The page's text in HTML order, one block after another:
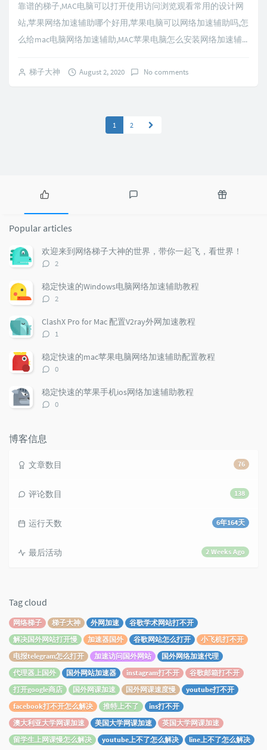
靠谱的梯子,MAC电脑可以打开使用访问浏览观看常用的设计网
站,苹果网络加速辅助哪个好用,苹果电脑可以网络加速辅助吗,怎
么给mac电脑网络加速辅助,MAC苹果电脑怎么安装网络加速辅...
梯子大神 August 2, 2020 No comments
1 2
P
p
u
l
a
r
a
r
t
i
l
e
e
s
c
o
m
t
d
o
Popular articles
欢迎来到网络梯子大神的世界，带你一起飞，看世界！
评
数：
2
稳定快速的Windows电脑网络加速辅助教程
评
数：
2
ClashX Pro for Mac 配置V2ray外网加速教程
评
数：
1
稳定快速的mac苹果电脑网络加速辅助配置教程
评
数：
0
稳定快速的苹果手机ios网络加速辅助教程
评
0
博客信息
76
文章数目
138
评论数目
6年164天
运行天数
2 Weeks Ago
最后活动
Tag cloud
网络梯子 梯子大神 外网加速
谷歌学术网站打不开
解决国外网站打开慢
加速器国外 谷歌网站怎么打开
小飞机打不开
电报telegram怎么打开
加速访问国外网站
国外网络加速代理
代理器上国外
国外网站加速器 instagram打不开
谷歌邮箱打不开
打开google商店
国外网课加速 国外网课速度慢
youtube打不开
facebook打不开怎么解决
推特上不了
ins打不开
澳大利亚大学网课加速
美国大学网课加速
英国大学网课加速
留学生上网课慢怎么解决
youtube上不了怎么解决 line上不了怎么解决